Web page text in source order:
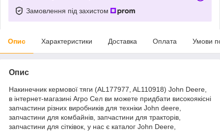
Замовлення під захистом
Опис Характеристики Доставка Оплата Умови
Опис
Накинечник кермової тяги (AL177977, AL110918) John Deere,
в інтернет-магазині Агро Сел ви можете придбати високоякісні
запчастини різних виробників для техніки John deere,
запчастини для комбайнів, запчастини для тракторів,
запчастини для сітківок, у нас є каталог John Deere,